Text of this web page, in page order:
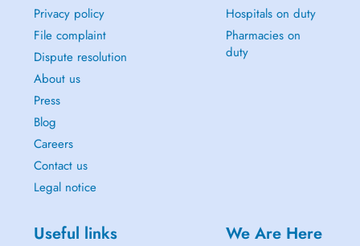
Privacy policy
File complaint
Dispute resolution
About us
Press
Blog
Careers
Contact us
Legal notice
Hospitals on duty
Pharmacies on
duty
Useful links We Are Here